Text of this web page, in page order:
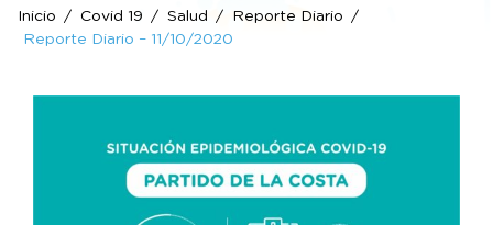
Inicio Covid 19 Salud
Reporte Diario
Reporte Diario – 11/10/2020